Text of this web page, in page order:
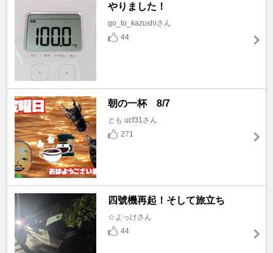
やりました！
go_to_kazushiさん
44
朝の一杯 8/7
とも ucf31さん
271
四號機再起！そして旅立ち
☆よっけさん
44